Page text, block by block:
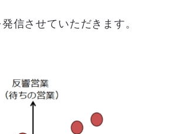
信させていただきます。